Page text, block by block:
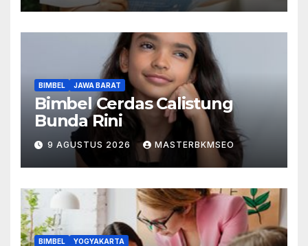
BIMBEL JAWA BARAT
Bimbel Cerdas Calistung
Bunda Rini
9 AGUSTUS 2026 MASTERBKMSEO
BIMBEL YOGYAKARTA